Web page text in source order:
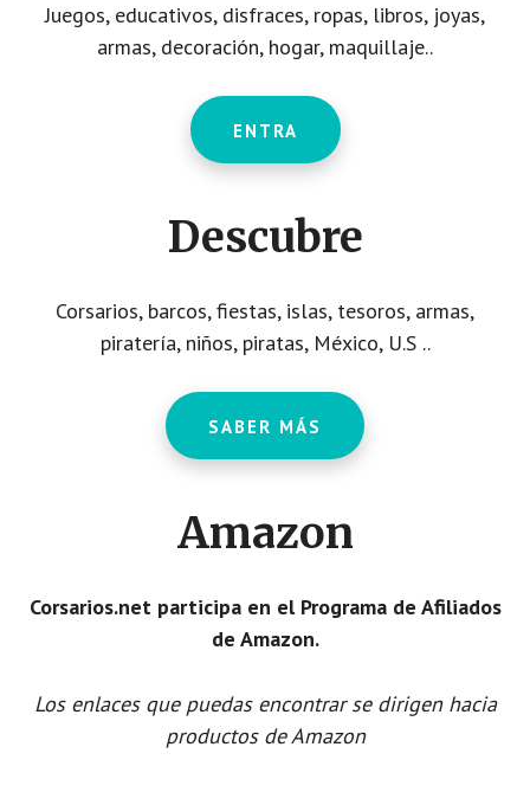
Juegos, educativos, disfraces, ropas, libros, joyas,
armas, decoración, hogar, maquillaje..
ENTRA
Descubre
Corsarios, barcos, fiestas, islas, tesoros, armas,
piratería, niños, piratas, México, U.S ..
SABER MÁS
Amazon
Corsarios.net participa en el Programa de Afiliados
de Amazon.
Los enlaces que puedas encontrar se dirigen hacia
productos de Amazon